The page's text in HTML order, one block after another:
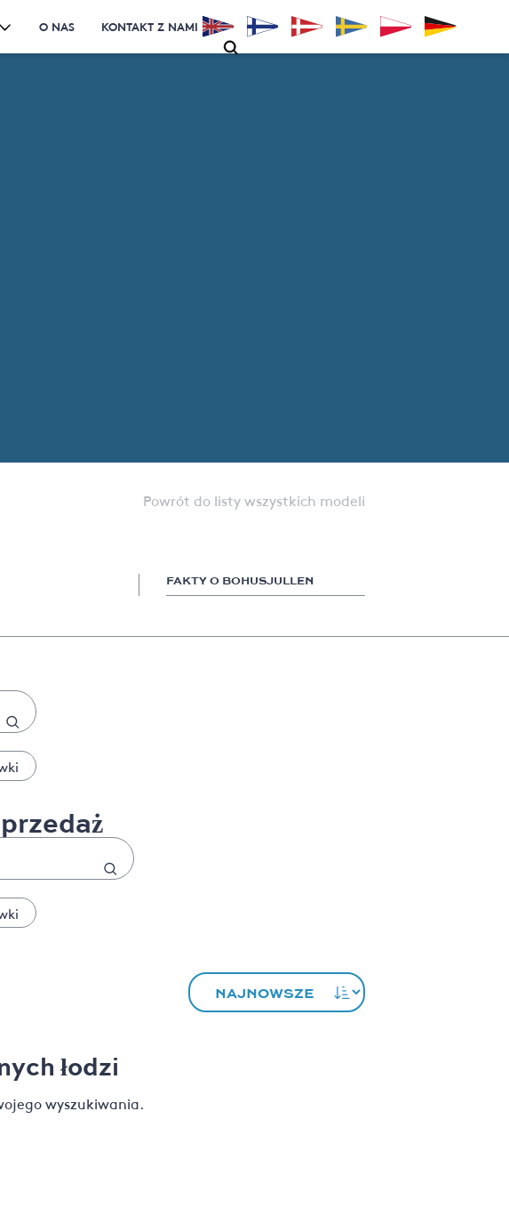
O NAS KONTAKT Z NAMI
Powrót do listy wszystkich modeli
FAKTY O BOHUSJULLEN
łodzi
wyszukiwania.